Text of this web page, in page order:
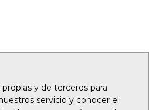
y de terceros para
servicio y conocer el